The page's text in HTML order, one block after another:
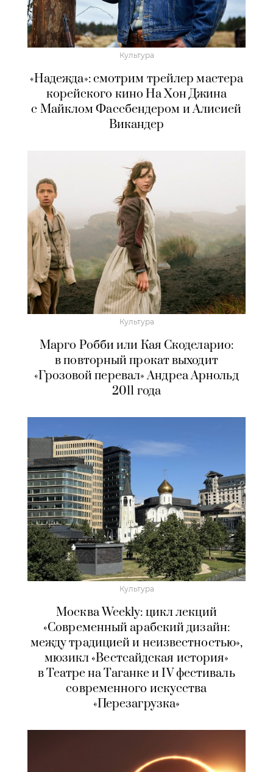
Культура
«Надежда»: смотрим трейлер мастера
корейского кино На Хон Джина
с Майклом Фассбендером и Алисией
Викандер
Культура
Марго Робби или Кая Скоделарио:
в повторный прокат выходит
«Грозовой перевал» Андреа Арнольд
2011 года
Культура
Москва Weekly: цикл лекций
«Современный арабский дизайн:
между традицией и неизвестностью»,
мюзикл «Вестсайдская история»
в Театре на Таганке и IV фестиваль
современного искусства
«Перезагрузка»